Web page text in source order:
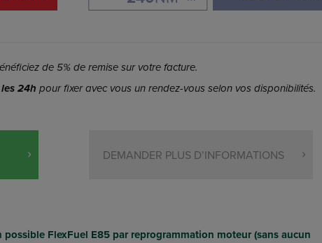
de 5% de remise sur votre facture.
24h pour fixer avec vous un rendez-vous selon vos disponibilités.
DEMANDER PLUS D’INFORMATIONS
possible FlexFuel E85 par reprogrammation moteur (sans aucun